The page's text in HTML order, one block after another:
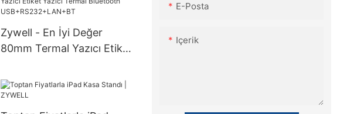
Zywell - En İyi Değer
80mm Termal Yazıcı Etiket
USB+RS232+LAN+BT
E-Posta
Içerik